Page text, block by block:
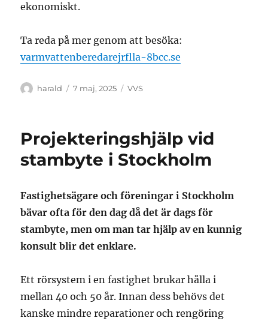
ekonomiskt.
Ta reda på mer genom att besöka:
varmvattenberedarejrflla-8bcc.se
Författare
harald
Publicerat
7 maj, 2025 Kategorier
VVS
Projekteringshjälp vid
stambyte i Stockholm
Fastighetsägare och föreningar i Stockholm
bävar ofta för den dag då det är dags för
stambyte, men om man tar hjälp av en kunnig
konsult blir det enklare.
Ett rörsystem i en fastighet brukar hålla i
mellan 40 och 50 år. Innan dess behövs det
kanske mindre reparationer och rengöring